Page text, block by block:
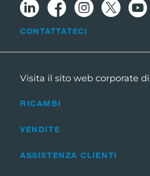
RICAMBI
VENDITE
ASSISTENZA CLIENTI
CONTATTATECI
Visita il sito web corporate